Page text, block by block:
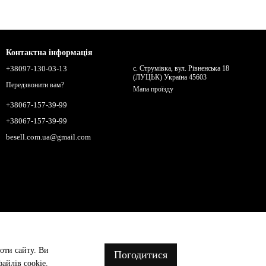
Контактна інформація
+38097-130-03-13
Передзвонити вам?
+38067-157-39-99
+38067-157-39-99
besell.com.ua@gmail.com
с. Струмівка, вул. Рівненська 18
(ЛУЦЬК) Україна 45603
Мапа проїзду
сайту. Ви
cookie.
Погодитися